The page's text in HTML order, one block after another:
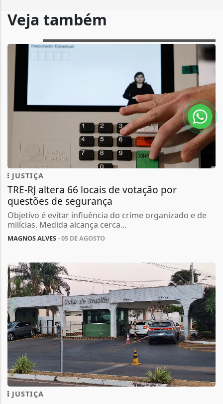
Veja também
JUSTIÇA
TRE-RJ altera 66 locais de votação por
questões de segurança
Objetivo é evitar influência do crime organizado e de
milícias. Medida alcança cerca...
MAGNOS ALVES- 05 DE AGOSTO
JUSTIÇA